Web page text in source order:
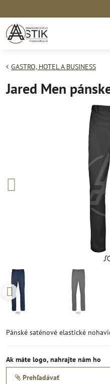
GASTRO, HOTEL A BUSINESS
Jared Men
Pánské saténové elastické
Ak máte logo, nahrajte nám ho
Prehľadávať